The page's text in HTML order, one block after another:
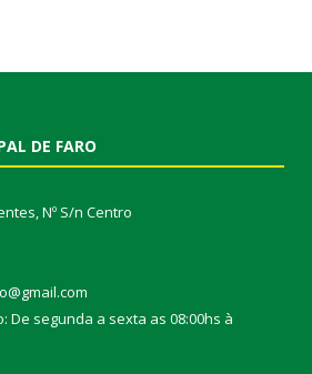
DE FARO
Nº S/n Centro
De segunda a sexta as 08:00hs à